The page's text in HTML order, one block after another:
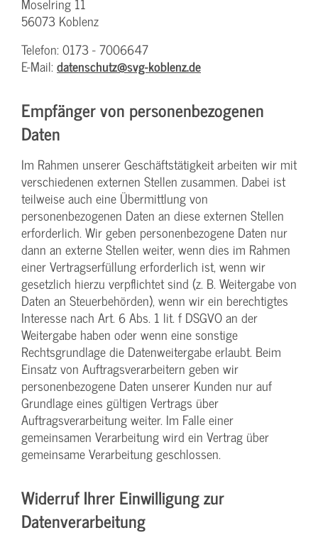
56073 Koblenz
Telefon: 0173 - 7006647
E-Mail: datenschutz@svg-koblenz.de
Empfänger von personenbezogenen
Daten
Im Rahmen unserer Geschäftstätigkeit arbeiten wir mit
verschiedenen externen Stellen zusammen. Dabei ist
teilweise auch eine Übermittlung von
personenbezogenen Daten an diese externen Stellen
erforderlich. Wir geben personenbezogene Daten nur
dann an externe Stellen weiter, wenn dies im Rahmen
einer Vertragserfüllung erforderlich ist, wenn wir
gesetzlich hierzu verpflichtet sind (z. B. Weitergabe von
Daten an Steuerbehörden), wenn wir ein berechtigtes
Interesse nach Art. 6 Abs. 1 lit. f DSGVO an der
Weitergabe haben oder wenn eine sonstige
Rechtsgrundlage die Datenweitergabe erlaubt. Beim
Einsatz von Auftragsverarbeitern geben wir
personenbezogene Daten unserer Kunden nur auf
Grundlage eines gültigen Vertrags über
Auftragsverarbeitung weiter. Im Falle einer
gemeinsamen Verarbeitung wird ein Vertrag über
gemeinsame Verarbeitung geschlossen.
Widerruf Ihrer Einwilligung zur
Datenverarbeitung